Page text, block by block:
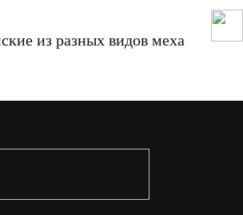
из разных видов меха